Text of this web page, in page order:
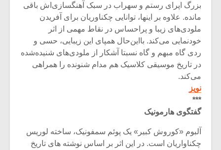
بزرگ اپرای رستم و سهراب در سبک آهنگسازی‌اش باقی
مانده. علاوه بر اینها، توانایی چکناوریان برای آفریدن
ملودی‌های زیبا و پراحساس در نقاط مهمی از اثر
خودنمایی می‌کند. بااین‌حال همپای این زیبایی، حسی و
ردی گاه مبهم و گاه نسبتا آشکار از ملودی‌های شنیده‌شده
در تاریخ موسیقی کلاسیک هم مدام شنونده را همراهی
می‌کند.
نویز
***
گفتگوی هارمونیک
آلبوم «کوروش کبیر» یک پوئم سمفونیک، ساخته لوریس
چکناواریان است. در این اثر بر اساس نوشته های تاریخ